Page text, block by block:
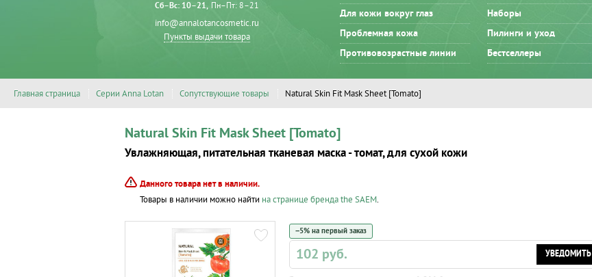
Пн–Пт: 8–21
Сб–Вс: 10–21
info@annalotancosmetic.ru
Пункты выдачи товара
Для кожи вокруг глаз
Проблемная кожа
Противовозрастные линии
Наборы
Пилинги и уход
Бестселлеры
Главная страница Серии Anna Lotan Сопутствующие товары Natural Skin Fit Mask Sheet [Tomato]
Natural Skin Fit Mask Sheet [Tomato]
Увлажняющая, питательная тканевая маска - томат, для сухой кожи
Данного товара нет в наличии.
Товары в наличии можно найти на странице бренда the SAEM.
−5% на первый заказ
102 руб. УВЕДОМИТЬ